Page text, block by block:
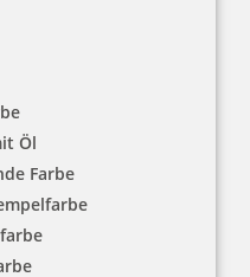
Öl
Farbe
mit Akku
€